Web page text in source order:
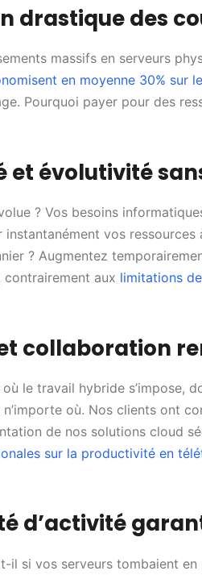
drastique des
massifs en serveurs
en moyenne 30% sur
Pourquoi payer pour des
et évolutivité
? Vos besoins
instantanément vos
? Augmentez
contrairement aux limitations
collaboration
le travail hybride s’impose,
n’importe où. Nos clients ont
de nos solutions cloud
sur la productivité en
d’activité
il si vos serveurs tombaient